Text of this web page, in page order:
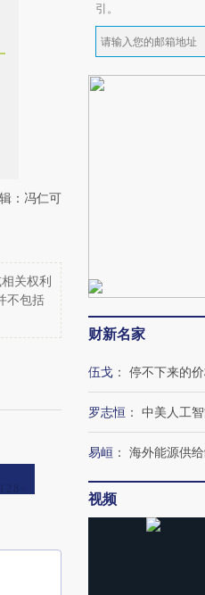
：冯仁可
关权利
不包括
引。
财新名家
伍戈 ： 停不下来的价
罗志恒 ： 中美人工
易峘 ： 海外能源供
视频